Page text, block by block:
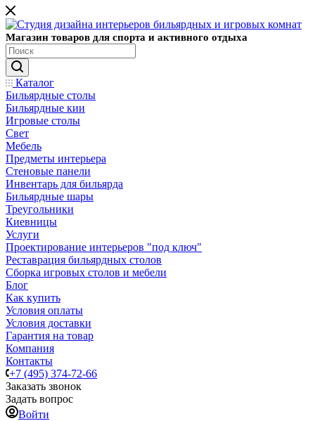
Магазин товаров для спорта и активного отдыха
Каталог
Бильярдные столы
Бильярдные кии
Игровые столы
Свет
Мебель
Предметы интерьера
Стеновые панели
Инвентарь для бильярда
Бильярдные шары
Треугольники
Киевницы
Услуги
Проектирование интерьеров "под ключ"
Реставрация бильярдных столов
Сборка игровых столов и мебели
Блог
Как купить
Условия оплаты
Условия доставки
Гарантия на товар
Компания
Контакты
+7 (495) 374-72-66
Заказать звонок
Задать вопрос
Войти